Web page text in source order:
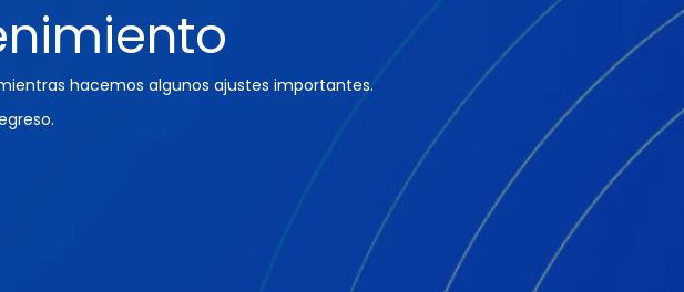
hacemos algunos ajustes importantes.